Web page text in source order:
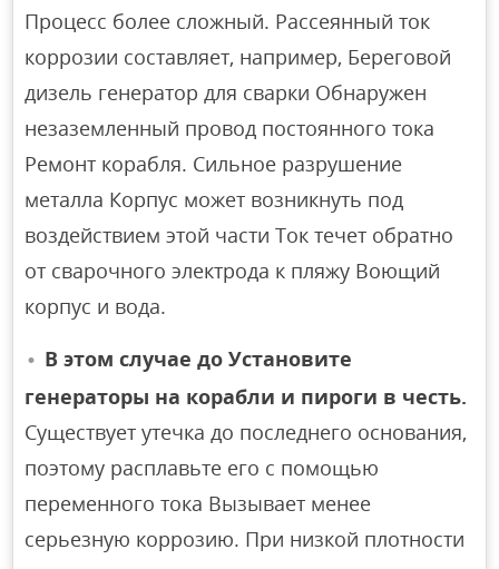
Процесс более сложный. Рассеянный ток
коррозии составляет, например, Береговой
дизель генератор для сварки Обнаружен
незаземленный провод постоянного тока
Ремонт корабля. Сильное разрушение
металла Корпус может возникнуть под
воздействием этой части Ток течет обратно
от сварочного электрода к пляжу Воющий
корпус и вода.
В этом случае до Установите
генераторы на корабли и пироги в честь.
Существует утечка до последнего основания,
поэтому расплавьте его с помощью
переменного тока Вызывает менее
серьезную коррозию. При низкой плотности